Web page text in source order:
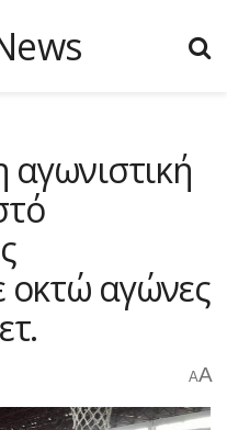
αγωνιστική
οκτώ αγώνες
AA